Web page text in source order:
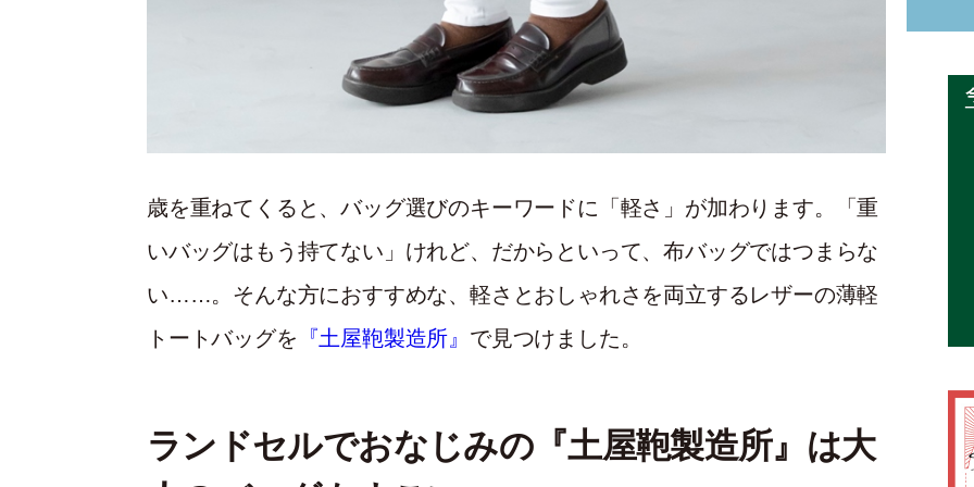
歳を重ねてくると、バッグ選びのキーワードに「軽さ」が加わります。「重
いバッグはもう持てない」けれど、だからといって、布バッグではつまらな
い……。そんな方におすすめな、軽さとおしゃれさを両立するレザーの薄軽
トートバッグを 『土屋鞄製造所』 で見つけました。
ランドセルでおなじみの『土屋鞄製造所』は大